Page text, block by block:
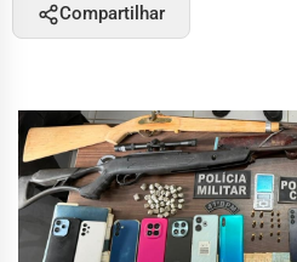
Compartilhar